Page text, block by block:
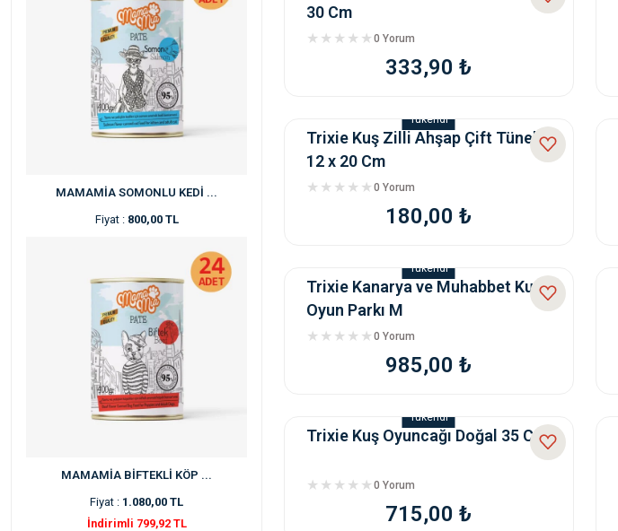
MAMAMİA SOMONLU KEDİ ...
Fiyat : 800,00 TL
MAMAMİA BİFTEKLİ KÖP ...
Fiyat : 1.080,00 TL
İndirimli 799,92 TL
30 Cm
0 Yorum
333,90 ₺
Tükendi
Trixie Kuş Zilli Ahşap Çift Tünek
12 x 20 Cm
0 Yorum
180,00 ₺
Tükendi
Trixie Kanarya ve Muhabbet Kuşu
Oyun Parkı M
0 Yorum
985,00 ₺
Tükendi
Trixie Kuş Oyuncağı Doğal 35 Cm
0 Yorum
715,00 ₺